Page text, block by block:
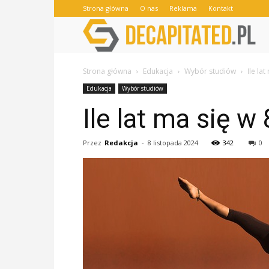
Strona główna O nas Reklama Kontakt
Strona główna Edukacja Wybór studiów Ile lat
Edukacja Wybór studiów
Ile lat ma się w
Przez Redakcja - 8 listopada 2024 342 0